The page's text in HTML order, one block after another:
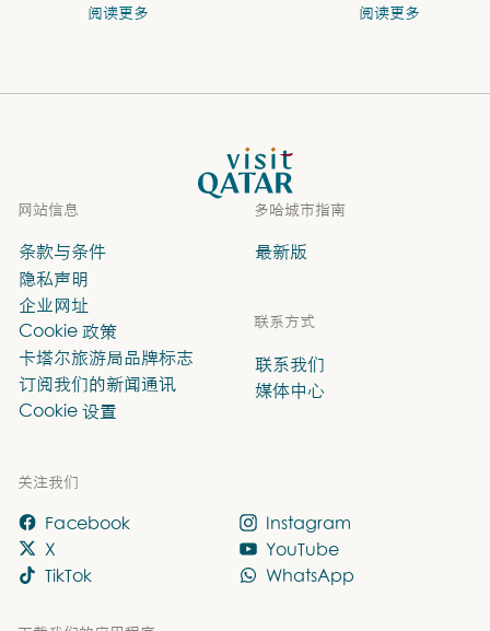
阅读更多 阅读更多
VisitQatar 首页
多哈城市指南
最新版
关注我们
Facebook
Instagram
X
YouTube
TikTok
WhatsApp
联系方式
联系我们
媒体中心
网站信息
条款与条件
隐私声明
企业网址
Cookie 政策
卡塔尔旅游局品牌标志
订阅我们的新闻通讯
Cookie 设置